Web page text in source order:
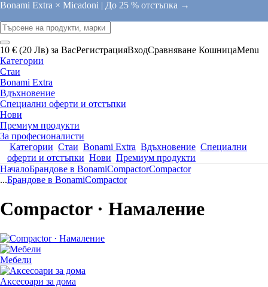
Bonami Extra × Micadoni | До 25 % отстъпка →
10 € (20 Лв) за ВасРегистрацияВходСравняване КошницаMenu
Категории
Стаи
Bonami Extra
Вдъхновение
Специални оферти и отстъпки
Нови
Премиум продукти
За професионалисти
Категории Стаи Bonami Extra Вдъхновение Специални
оферти и отстъпки Нови Премиум продукти
НачалоБрандове в BonamiCompactorCompactor
...Брандове в BonamiCompactor
Compactor · Намаление
Мебели
Аксесоари за дома